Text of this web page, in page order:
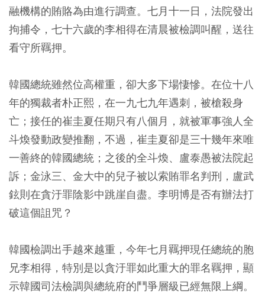
融機構的賄賂為由進行調查。七月十一日，法院發出
拘捕令，七十六歲的李相得在清晨被檢調叫醒，送往
看守所羈押。
韓國總統雖然位高權重，卻大多下場悽慘。在位十八
年的獨裁者朴正熙，在一九七九年遇刺，被槍殺身
亡；接任的崔圭夏任期只有八個月，就被軍事強人全
斗煥發動政變推翻，不過，崔圭夏卻是三十幾年來唯
一善終的韓國總統；之後的全斗煥、盧泰愚被法院起
訴；金泳三、金大中的兒子被以索賄罪名判刑，盧武
鉉則在貪汙罪陰影中跳崖自盡。李明博是否有辦法打
破這個詛咒？
韓國檢調出手越來越重，今年七月羈押現任總統的胞
兄李相得，特別是以貪汙罪如此重大的罪名羈押，顯
示韓國司法檢調與總統府的鬥爭層級已經無限上綱。